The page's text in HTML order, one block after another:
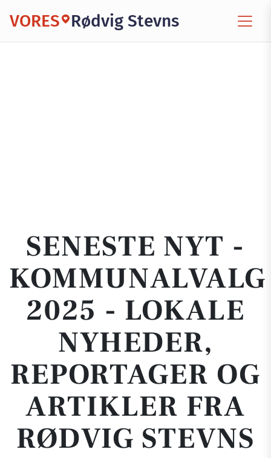
VORES Rødvig Stevns
SENESTE NYT -
KOMMUNALVALG
2025 - LOKALE
NYHEDER,
REPORTAGER OG
ARTIKLER FRA
RØDVIG STEVNS